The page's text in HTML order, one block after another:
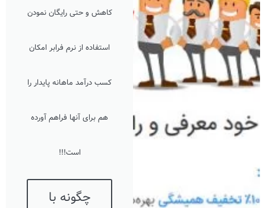
کاهش و حتی رایگان نمودن
استفاده از نرم فرابر امکان
کسب درآمد ماهانه پایدار را
هم برای آنها فراهم آورده
است!!!
چگونه با